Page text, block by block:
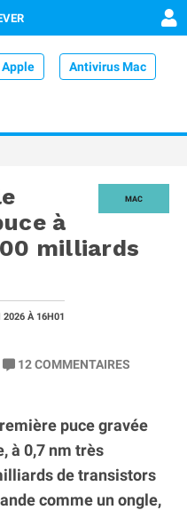
Antivirus Mac
MAC
à
milliards
2026 À 16H01
12COMMENTAIRES
puce gravée
à 0,7 nm très
de transistors
comme un ongle,